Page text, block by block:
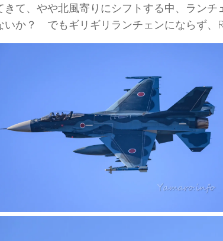
きて、やや北風寄りにシフトする中、ランチ
いか？ でもギリギリランチェンにならず、